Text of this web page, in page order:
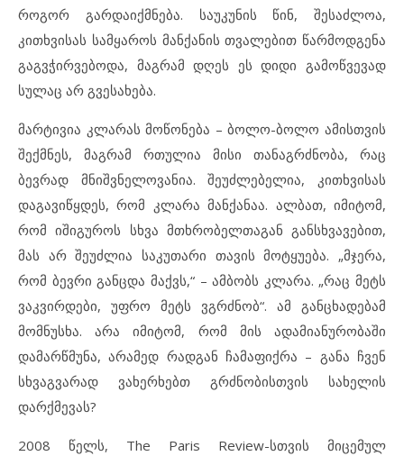
როგორ გარდაიქმნება. საუკუნის წინ, შესაძლოა,
კითხვისას სამყაროს მანქანის თვალებით წარმოდგენა
გაგვჭირვებოდა, მაგრამ დღეს ეს დიდი გამოწვევად
სულაც არ გვესახება.
მარტივია კლარას მოწონება – ბოლო-ბოლო ამისთვის
შექმნეს, მაგრამ რთულია მისი თანაგრძნობა, რაც
ბევრად მნიშვნელოვანია. შეუძლებელია, კითხვისას
დაგავიწყდეს, რომ კლარა მანქანაა. ალბათ, იმიტომ,
რომ იშიგუროს სხვა მთხრობელთაგან განსხვავებით,
მას არ შეუძლია საკუთარი თავის მოტყუება. „მჯერა,
რომ ბევრი განცდა მაქვს,“ – ამბობს კლარა. „რაც მეტს
ვაკვირდები, უფრო მეტს ვგრძნობ“. ამ განცხადებამ
მომნუსხა. არა იმიტომ, რომ მის ადამიანურობაში
დამარწმუნა, არამედ რადგან ჩამაფიქრა – განა ჩვენ
სხვაგვარად ვახერხებთ გრძნობისთვის სახელის
დარქმევას?
2008 წელს, The Paris Review-სთვის მიცემულ